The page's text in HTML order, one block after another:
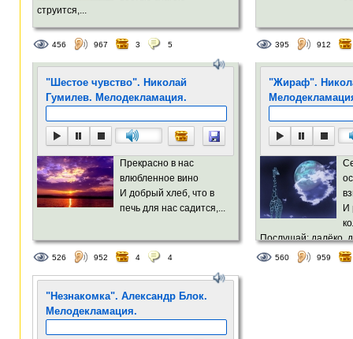
струится,...
456 967 3 5 395 912
"Шестое чувство". Николай
Гумилев. Мелодекламация.
Прекрасно в нас
влюбленное вино
И добрый хлеб, что в
печь для нас садится,...
526 952 4 4
"Жираф".
И
Послушай: далёко,
Изысканный
560 959
"Незнакомка". Александр Блок.
Мелодекламация.